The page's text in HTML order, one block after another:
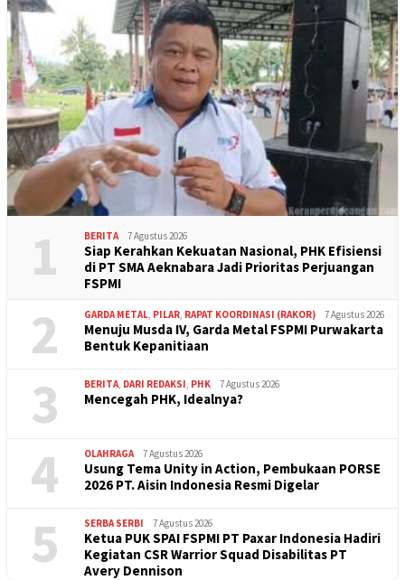
1 BERITA 7 Agustus 2026
Siap Kerahkan Kekuatan Nasional, PHK Efisiensi
di PT SMA Aeknabara Jadi Prioritas Perjuangan
FSPMI
2 GARDA METAL PILAR RAPAT KOORDINASI (RAKOR) 7 Agustus 2026
Menuju Musda IV, Garda Metal FSPMI Purwakarta
Bentuk Kepanitiaan
3 BERITA DARI REDAKSI PHK 7 Agustus 2026
Mencegah PHK, Idealnya?
4 OLAHRAGA 7 Agustus 2026
Usung Tema Unity in Action, Pembukaan PORSE
2026 PT. Aisin Indonesia Resmi Digelar
5 SERBA SERBI 7 Agustus 2026
Ketua PUK SPAI FSPMI PT Paxar Indonesia Hadiri
Kegiatan CSR Warrior Squad Disabilitas PT
Avery Dennison